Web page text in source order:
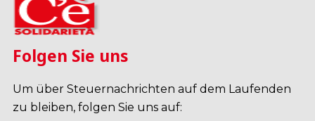
Folgen Sie uns
Um über Steuernachrichten auf dem Laufenden
zu bleiben, folgen Sie uns auf: